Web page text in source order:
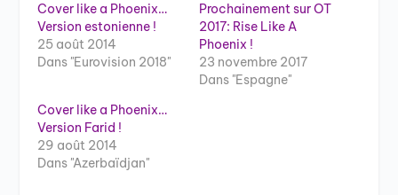
Cover like a Phoenix…
Version estonienne !
25 août 2014
Dans "Eurovision 2018"
Prochainement sur OT
2017: Rise Like A
Phoenix !
23 novembre 2017
Dans "Espagne"
Cover like a Phoenix…
Version Farid !
29 août 2014
Dans "Azerbaïdjan"